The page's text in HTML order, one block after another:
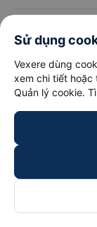
Sử dụng
Vexere dùng
xem chi tiết hoặc
Quản lý cookie.